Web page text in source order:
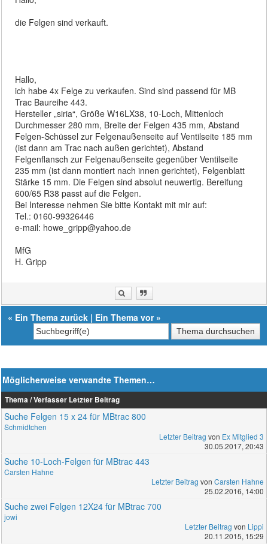
die Felgen sind verkauft.
Hallo,
ich habe 4x Felge zu verkaufen. Sind sind passend für MB
Trac Baureihe 443.
Hersteller „siria“, Größe W16LX38, 10-Loch, Mittenloch
Durchmesser 280 mm, Breite der Felgen 435 mm, Abstand
Felgen-Schüssel zur Felgenaußenseite auf Ventilseite 185 mm
(ist dann am Trac nach außen gerichtet), Abstand
Felgenflansch zur Felgenaußenseite gegenüber Ventilseite
235 mm (ist dann montiert nach innen gerichtet), Felgenblatt
Stärke 15 mm. Die Felgen sind absolut neuwertig. Bereifung
600/65 R38 passt auf die Felgen.
Bei Interesse nehmen Sie bitte Kontakt mit mir auf:
Tel.: 0160-99326446
e-mail: howe_gripp@yahoo.de
MfG
H. Gripp
« Ein Thema zurück | Ein Thema vor»
Möglicherweise verwandte Themen…
Thema / Verfasser Letzter Beitrag
Suche Felgen 15 x 24 für MBtrac 800
Schmidtchen
Letzter Beitrag von Ex Mitglied 3
30.05.2017, 20:43
Suche 10-Loch-Felgen für MBtrac 443
Carsten Hahne
Letzter Beitrag von Carsten Hahne
25.02.2016, 14:00
Suche zwei Felgen 12X24 für MBtrac 700
jowi
Letzter Beitrag von Lippi
20.11.2015, 15:29